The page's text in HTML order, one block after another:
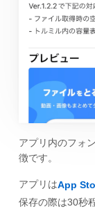
アプリ内のフォ
徴です。
アプリはApp
保存の際は30秒